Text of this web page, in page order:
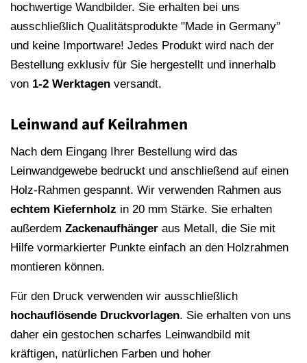
hochwertige Wandbilder. Sie erhalten bei uns
ausschließlich Qualitätsprodukte "Made in Germany"
und keine Importware! Jedes Produkt wird nach der
Bestellung exklusiv für Sie hergestellt und innerhalb
von 1-2 Werktagen versandt.
Leinwand auf Keilrahmen
Nach dem Eingang Ihrer Bestellung wird das
Leinwandgewebe bedruckt und anschließend auf einen
Holz-Rahmen gespannt. Wir verwenden Rahmen aus
echtem Kiefernholz in 20 mm Stärke. Sie erhalten
außerdem Zackenaufhänger aus Metall, die Sie mit
Hilfe vormarkierter Punkte einfach an den Holzrahmen
montieren können.
Für den Druck verwenden wir ausschließlich
hochauflösende Druckvorlagen. Sie erhalten von uns
daher ein gestochen scharfes Leinwandbild mit
kräftigen, natürlichen Farben und hoher